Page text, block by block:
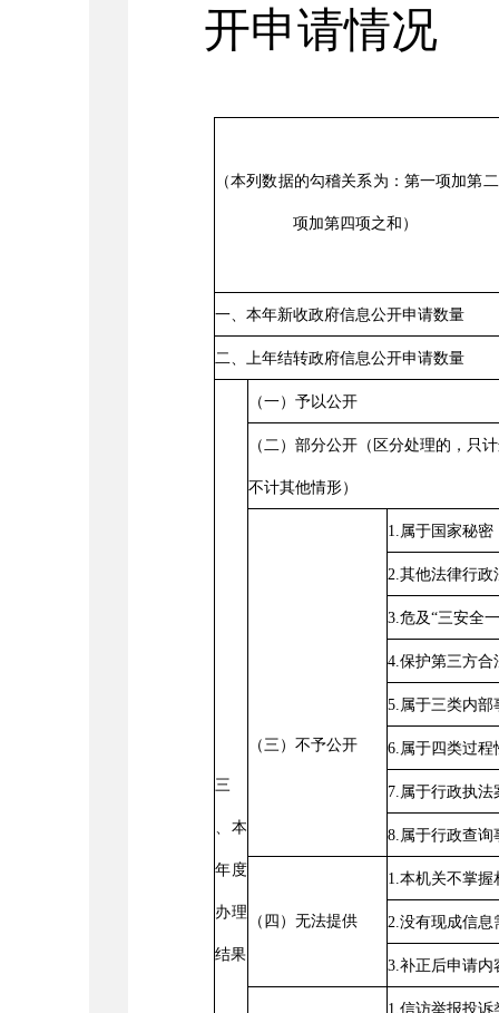
开申请情况
（本列数据的勾稽关系为：第一项加第
项加第四项之和）
一、本年新收政府信息公开申请数量
二、上年结转政府信息公开申请数量
三
、本
年度
办理
结果
（一）予以公开
（二）部分公开（区分处理的，只
不计其他情形）
（三）不予公开
1. 属于国家秘密
2.其他法律行政
3.危及“三安全
4.保护第三方合
5. 属于三类内部
6. 属于四类过程
7. 属于行政执法
8. 属于行政查询
（四）无法提供
1.本机关不掌握
2.没有现成信息
3.补正后申请内
1.信访举报投诉